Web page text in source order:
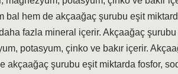
bal hem de akçaağaç şurubu eşit
fazla mineral içerir. Akçaağaç
potasyum, çinko ve bakır içerir.
akçaağaç şurubu eşit miktarda fosfor,